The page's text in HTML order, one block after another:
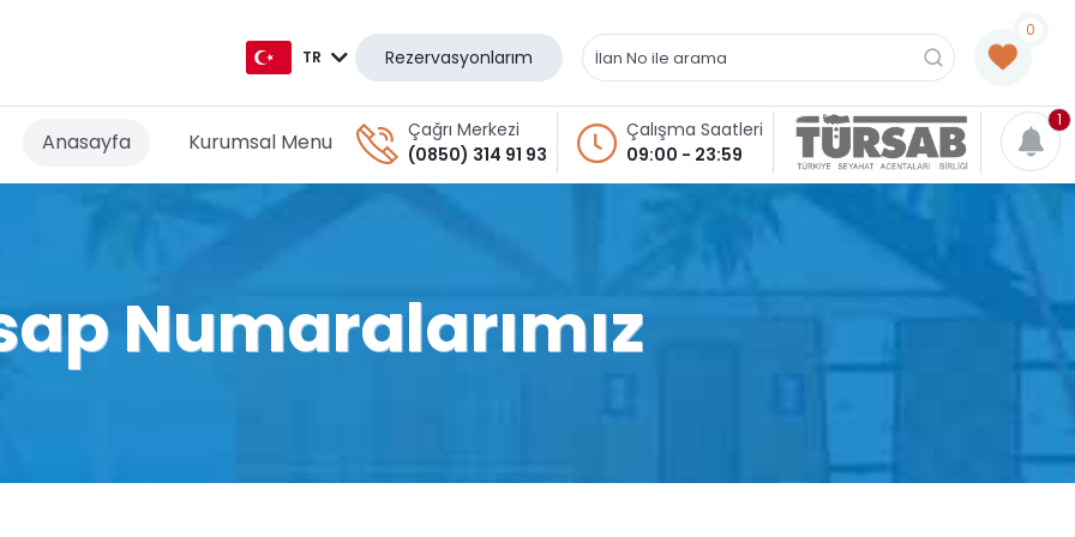
TR
RU
Rezervasyonlarım
0
Anasayfa Kurumsal Menu
Çağrı Merkezi
(0850) 314 91 93
Çalışma Saatleri
09:00 - 23:59
1
Numaralarımız